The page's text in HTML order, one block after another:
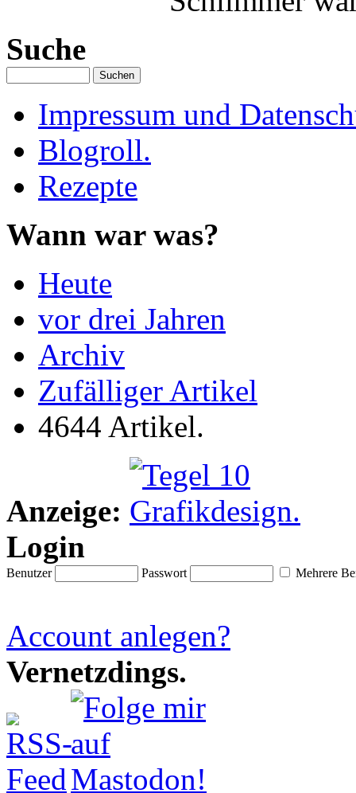
Suche
Impressum und
Blogroll.
Rezepte
Wann war was?
Heute
vor drei Jahren
Archiv
Zufälliger Artikel
4644 Artikel.
Anzeige:
Login
Benutzer Passwort Mehrere
Account anlegen?
Vernetzdings.